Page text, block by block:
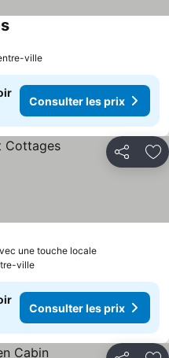
ville
Consulter les prix
Partager
une touche locale
ville
Consulter les prix